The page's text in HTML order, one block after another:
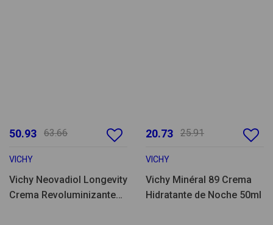
50.93 63.66
VICHY
Vichy Neovadiol Longevity
Crema Revoluminizante
20.73 25.91
VICHY
Vichy Minéral 89 Crema
Hidratante de Noche 50ml